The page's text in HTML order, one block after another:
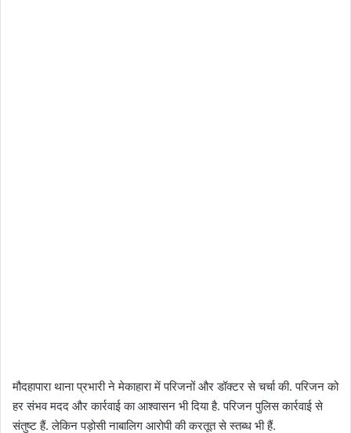
मौदहापारा थाना प्रभारी ने मेकाहारा में परिजनों और डॉक्टर से चर्चा की. परिजन को
हर संभव मदद और कार्रवाई का आश्वासन भी दिया है. परिजन पुलिस कार्रवाई से
संतुष्ट हैं. लेकिन पड़ोसी नाबालिग आरोपी की करतूत से स्तब्ध भी हैं.